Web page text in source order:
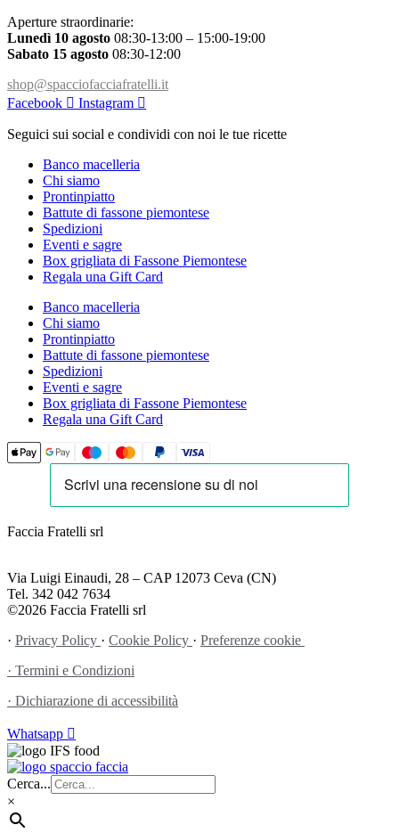
Aperture straordinarie:
Lunedì 10 agosto 08:30-13:00 – 15:00-19:00
Sabato 15 agosto 08:30-12:00
shop@spacciofacciafratelli.it
Facebook
Instagram
Seguici sui social e condividi con noi le tue ricette
Banco macelleria
Chi siamo
Prontinpiatto
Battute di fassone piemontese
Spedizioni
Eventi e sagre
Box grigliata di Fassone Piemontese
Regala una Gift Card
Banco macelleria
Chi siamo
Prontinpiatto
Battute di fassone piemontese
Spedizioni
Eventi e sagre
Box grigliata di Fassone Piemontese
Regala una Gift Card
Faccia Fratelli srl
Via Luigi Einaudi, 28 – CAP 12073 Ceva (CN)
Tel. 342 042 7634
©2026 Faccia Fratelli srl
· Privacy Policy · Cookie Policy · Preferenze cookie
· Termini e Condizioni
· Dichiarazione di accessibilità
Whatsapp
Cerca...
×